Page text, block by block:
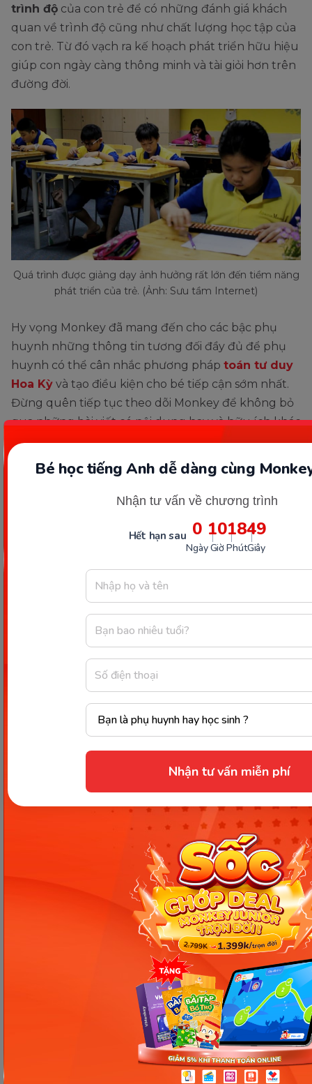
Bé học tiếng Anh dễ dàng cùng
Nhận tư vấn về chương trình
Hết hạn sau 0
Ngày
10
Giờ
18
Phút
47
Giây
Nhận tư vấn miễn phí
trình độ của con trẻ để có những đánh giá khách
quan về trình độ cũng như chất lượng học tập của
con trẻ. Từ đó vạch ra kế hoạch phát triển hữu hiệu
giúp con ngày càng thông minh và tài giỏi hơn trên
đường đời.
Quá trình được giảng dạy ảnh hưởng rất lớn đến tiềm năng
phát triển của trẻ. (Ảnh: Sưu tầm Internet)
Hy vọng Monkey đã mang đến cho các bậc phụ
huynh những thông tin tương đối đầy đủ để phụ
huynh có thể cân nhắc phương pháp toán tư duy
Hoa Kỳ và tạo điều kiện cho bé tiếp cận sớm nhất.
Đừng quên tiếp tục theo dõi Monkey để không bỏ
qua những bài viết có nội dung hay và hữu ích khác
nhé!
ĐỪNG BỎ LỠ!! Chương trình phát triển 5 năng
lực Toán học theo chương trình GDPT mới cho
Chia sẻ ngay
Thông tin trong bài viết được tổng hợp nhằm
mục đích tham khảo và có thể thay đổi mà
kiểm tra lại qua các kênh chính thức hoặc liên
hệ trực tiếp với đơn vị liên quan để nắm bắt
tình hình thực tế.
Các Bài Viết Mới Nhất
[Thảo luận] Cơn thịnh nộ (ăn
vạ) của trẻ | Kỷ luật tích cực #17
Ngày 18: Vì sao bé nhanh quên
từ tiếng Anh? Cách giúp con
nhớ lâu mà không cần học